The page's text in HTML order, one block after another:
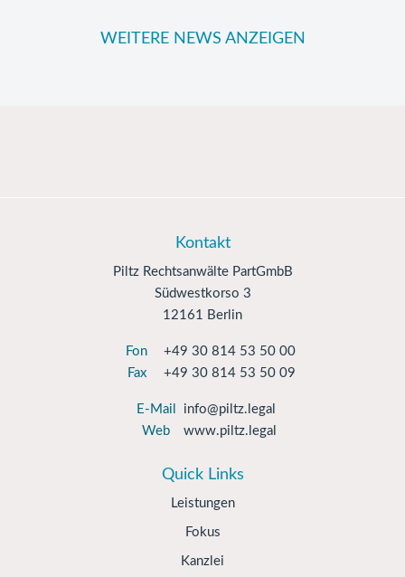
WEITERE NEWS ANZEIGEN
Kontakt
Piltz Rechtsanwälte PartGmbB
Südwestkorso 3
12161 Berlin
Fon
+49 30 814 53 50 00
Fax
+49 30 814 53 50 09
E-Mail
info@piltz.legal
Web
www.piltz.legal
Quick Links
Leistungen
Fokus
Kanzlei